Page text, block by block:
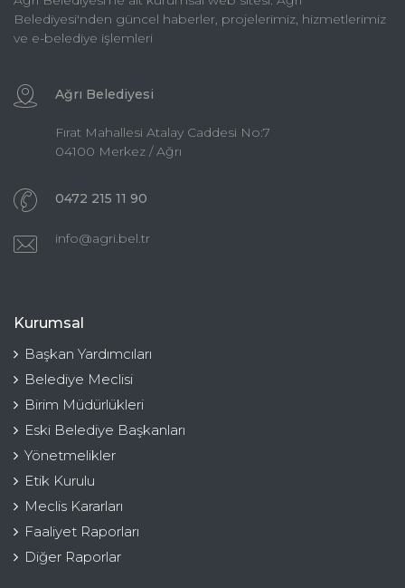
Belediyesi'nden güncel haberler, projelerimiz, hizmetlerimiz
ve e-belediye işlemleri
Ağrı Belediyesi
Fırat Mahallesi Atalay Caddesi No:7
04100 Merkez / Ağrı
0472 215 11 90
info@agri.bel.tr
Kurumsal
Başkan Yardımcıları
Belediye Meclisi
Birim Müdürlükleri
Eski Belediye Başkanları
Yönetmelikler
Etik Kurulu
Meclis Kararları
Faaliyet Raporları
Diğer Raporlar